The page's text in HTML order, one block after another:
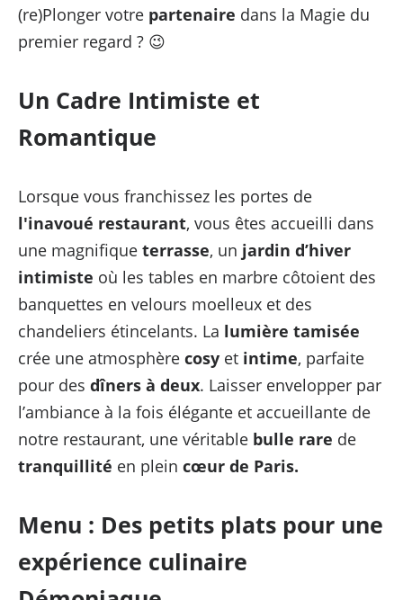
(re)Plonger votre partenaire dans la Magie du
premier regard ? 😉
Un Cadre Intimiste et
Romantique
Lorsque vous franchissez les portes de
l'inavoué restaurant, vous êtes accueilli dans
une magnifique terrasse, un jardin d’hiver
intimiste où les tables en marbre côtoient des
banquettes en velours moelleux et des
chandeliers étincelants. La lumière tamisée
crée une atmosphère cosyet intime, parfaite
pour des dîners à deux. Laisser envelopper par
l’ambiance à la fois élégante et accueillante de
notre restaurant, une véritable bulle rare de
tranquillité en plein cœur de Paris.
Menu : Des petits plats pour une
expérience culinaire